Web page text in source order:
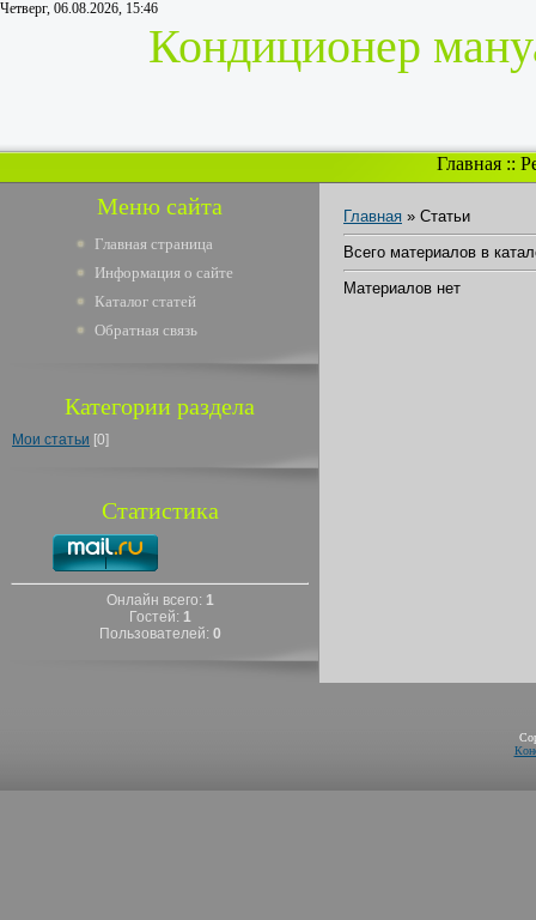
Четверг, 06.08.2026, 15:46
Кондиционер
Главная::
Меню сайта
Главная страница
Информация о сайте
Каталог статей
Обратная связь
Категории раздела
Мои статьи [0]
Статистика
Онлайн всего: 1
Гостей: 1
Пользователей: 0
Главная » Статьи
Всего материалов в
Материалов нет